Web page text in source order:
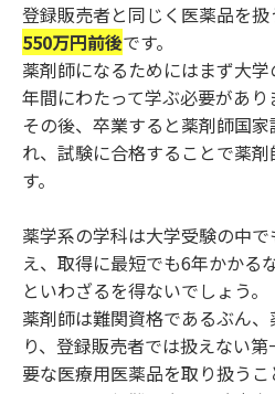
登録販売者と同じく医薬品を
550万円前後です。
薬剤師になるためにはまず大
年間にわたって学ぶ必要があり
その後、卒業すると薬剤師国
れ、試験に合格することで薬
す。
薬学系の学科は大学受験の中
え、取得に最短でも6年かかる
といわざるを得ないでしょう。
薬剤師は難関資格であるぶん
り、登録販売者では扱えない
要な医療用医薬品を取り扱うこ